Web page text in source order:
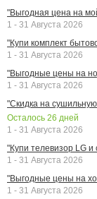
"Выгодная цена на
1 - 31 Августа 2026
"Купи комплект
1 - 31 Августа 2026
"Выгодные цены на
1 - 31 Августа 2026
"Скидка на
Осталось 26 дней
1 - 31 Августа 2026
"Купи телевизор LG и
1 - 31 Августа 2026
"Выгодные цены на
1 - 31 Августа 2026